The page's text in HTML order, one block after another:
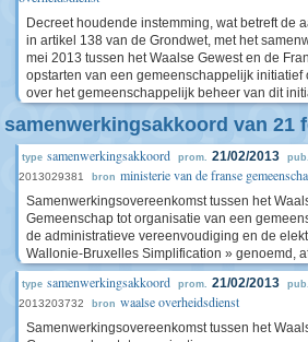
Decreet houdende instemming, wat betreft de
in artikel 138 van de Grondwet, met het
mei 2013 tussen het Waalse Gewest en de
opstarten van een gemeenschappelijk initiatief
over het gemeenschappelijk beheer van dit
samenwerkingsakkoord van 21
type samenwerkingsakkoord prom. 21/02/2013 pub.
2013029381 bron ministerie van de franse
Samenwerkingsovereenkomst tussen het
Gemeenschap tot organisatie van een
de administratieve vereenvoudiging en de
Wallonie-Bruxelles Simplification » genoemd,
type samenwerkingsakkoord prom. 21/02/2013 pub.
2013203732 bron waalse overheidsdienst
Samenwerkingsovereenkomst tussen het